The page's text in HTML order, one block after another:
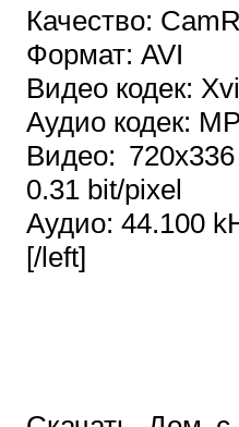
Качество:
Формат: AVI
Видео кодек:
Аудио кодек:
Видео:
0.31 bit/pixel
Аудио: 44.100
[/left]